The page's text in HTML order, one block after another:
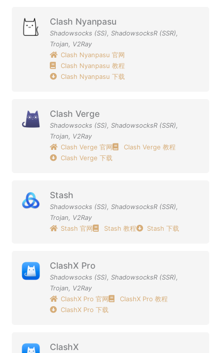
Clash Nyanpasu
Shadowsocks (SS), ShadowsocksR (SSR),
Trojan, V2Ray
Clash Nyanpasu 官网
Clash Nyanpasu 教程
Clash Nyanpasu 下载
Clash Verge
Shadowsocks (SS), ShadowsocksR (SSR),
Trojan, V2Ray
Clash Verge 官网
Clash Verge 教程
Clash Verge 下载
Stash
Shadowsocks (SS), ShadowsocksR (SSR),
Trojan, V2Ray
Stash 官网
Stash 教程 Stash 下载
ClashX Pro
Shadowsocks (SS), ShadowsocksR (SSR),
Trojan, V2Ray
ClashX Pro 官网
ClashX Pro 教程
ClashX Pro 下载
ClashX